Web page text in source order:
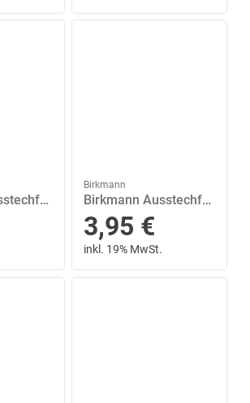
Birkmann Ausstechform »Burgwappen 5 cm«, Edelstahl
Birkmann
Birkmann Ausstechform »Streitaxt 6 cm«, Edelstahl
3,95 €
inkl. 19% MwSt.